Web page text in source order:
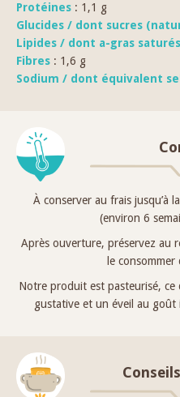
Protéines : 1,1 g
Glucides / dont sucres
Lipides / dont a-gras saturés
Fibres : 1,6 g
Sodium / dont équivalent sel
À conserver au frais jusqu’à
(environ 6
Après ouverture, préservez au
le
Notre produit est pasteurisé,
gustative et un éveil au